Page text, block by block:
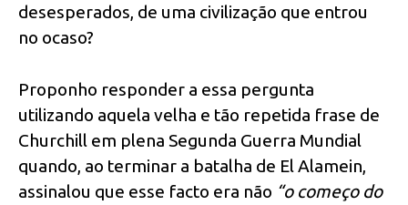
desesperados, de uma civilização que entrou
no ocaso?
Proponho responder a essa pergunta
utilizando aquela velha e tão repetida frase de
Churchill em plena Segunda Guerra Mundial
quando, ao terminar a batalha de El Alamein,
assinalou que esse facto era não “o começo do